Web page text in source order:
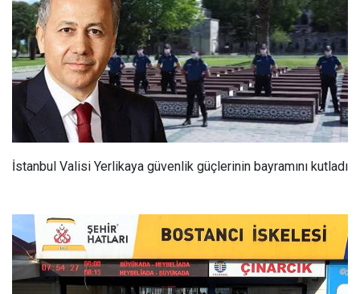
İstanbul Valisi Yerlikaya güvenlik güçlerinin bayramını kutladı